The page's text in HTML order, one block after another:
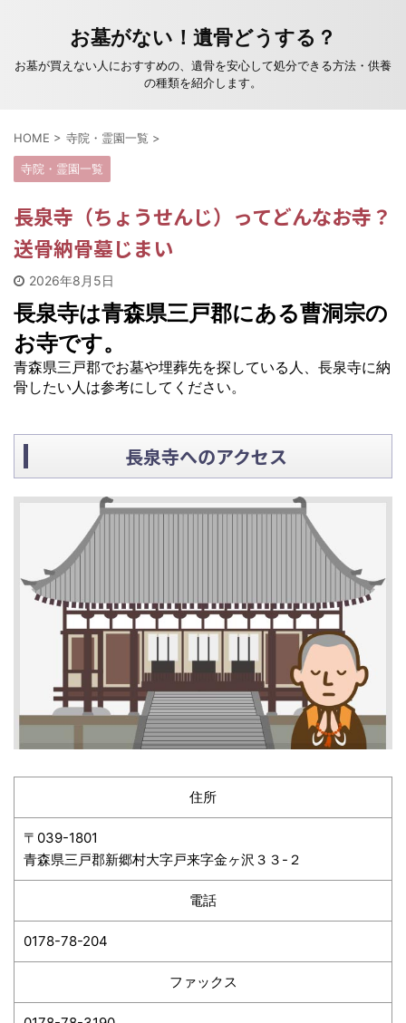
お墓がない！遺骨どうする？
お墓が買えない人におすすめの、遺骨を安心して処分できる方法・供養
の種類を紹介します。
HOME > 寺院・霊園一覧 >
寺院・霊園一覧
長泉寺（ちょうせんじ）ってどんなお寺？
送骨納骨墓じまい
2026年8月5日
長泉寺は青森県三戸郡にある曹洞宗の
お寺です。
青森県三戸郡でお墓や埋葬先を探している人、長泉寺に納
骨したい人は参考にしてください。
長泉寺へのアクセス
住所
〒039-1801
青森県三戸郡新郷村大字戸来字金ヶ沢３３-２
電話
0178-78-204
ファックス